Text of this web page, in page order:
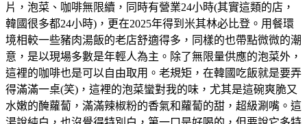
片，泡菜、咖啡無限續，同時有營業24小時(其實這類的店，
韓國很多都24小時)，更在2025年得到米其林必比登。用餐環
境相較一些豬肉湯飯的老店舒適得多，同樣的也帶點微微的潮
意，是以現場多數是年輕人為主。除了無限量供應的泡菜外，
這裡的咖啡也是可以自由取用。老規矩，在韓國吃飯就是要弄
得滿滿一桌(笑)，這裡的泡菜蠻對我的味，尤其是這碗爽脆又
水嫩的醃蘿蔔，滿滿辣椒粉的香氣和蘿蔔的甜，超級涮嘴。這